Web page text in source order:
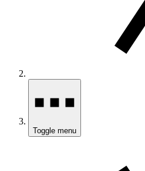
Toggle menu